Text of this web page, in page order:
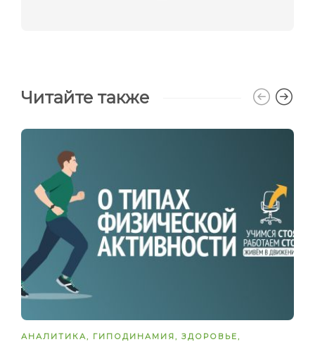
Читайте также
АНАЛИТИКА , ГИПОДИНАМИЯ , ЗДОРОВЬЕ ,